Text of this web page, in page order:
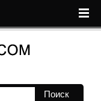
Поиск